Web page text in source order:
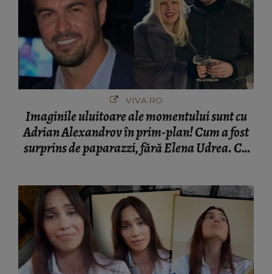
VIVA.RO
Imaginile uluitoare ale momentului sunt cu
Adrian Alexandrov în prim-plan! Cum a fost
surprins de paparazzi, fără Elena Udrea. Cu